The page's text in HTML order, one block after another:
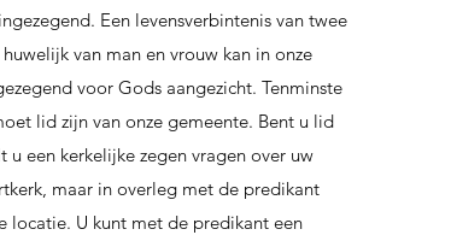
Een levensverbintenis van twee
van man en vrouw kan in onze
voor Gods aangezicht. Tenminste
lid zijn van onze gemeente. Bent u lid
u een kerkelijke zegen vragen over uw
maar in overleg met de predikant
locatie. U kunt met de predikant een